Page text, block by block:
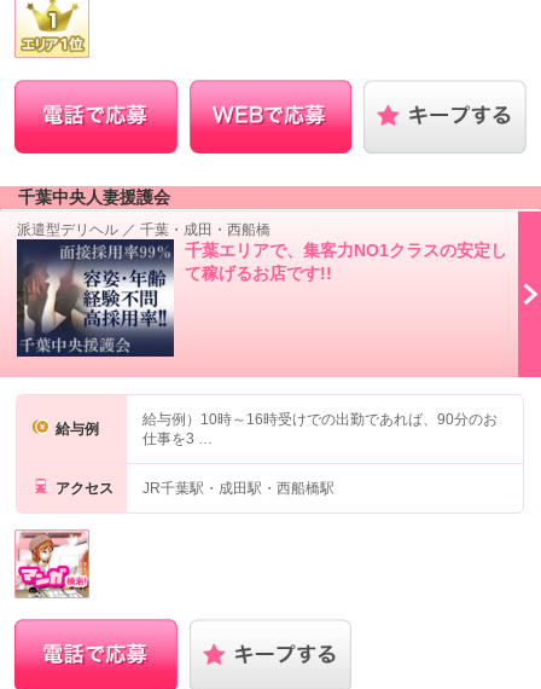
千葉中央人妻援護会
派遣型デリヘル ／千葉・成田・西船橋
千葉エリアで、集客力NO1クラスの安定し
て稼げるお店です!!
給与例
給与例）10時～16時受けでの出勤であれば、90分のお
仕事を3 …
アクセス JR千葉駅・成田駅・西船橋駅